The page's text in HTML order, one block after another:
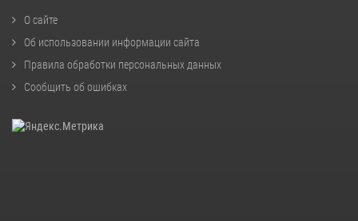
О сайте
Об использовании информации сайта
Правила обработки персональных данных
Сообщить об ошибках